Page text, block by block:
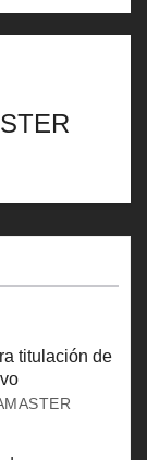
titulación de